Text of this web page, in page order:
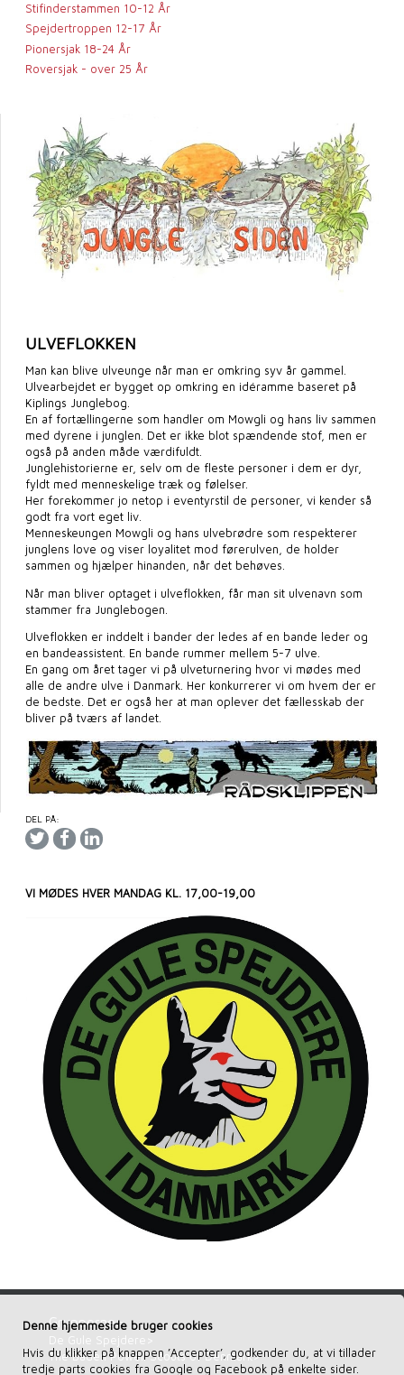
Stifinderstammen 10-12 År
Spejdertroppen 12-17 År
Pionersjak 18-24 År
Roversjak - over 25 År
ULVEFLOKKEN
Man kan blive ulveunge når man er omkring syv år gammel.
Ulvearbejdet er bygget op omkring en idéramme baseret på
Kiplings Junglebog.
En af fortællingerne som handler om Mowgli og hans liv sammen
med dyrene i junglen. Det er ikke blot spændende stof, men er
også på anden måde værdifuldt.
Junglehistorierne er, selv om de fleste personer i dem er dyr,
fyldt med menneskelige træk og følelser.
Her forekommer jo netop i eventyrstil de personer, vi kender så
godt fra vort eget liv.
Menneskeungen Mowgli og hans ulvebrødre som respekterer
junglens love og viser loyalitet mod førerulven, de holder
sammen og hjælper hinanden, når det behøves.
Når man bliver optaget i ulveflokken, får man sit ulvenavn som
stammer fra Junglebogen.
Ulveflokken er inddelt i bander der ledes af en bande leder og
en bandeassistent. En bande rummer mellem 5-7 ulve.
En gang om året tager vi på ulveturnering hvor vi mødes med
alle de andre ulve i Danmark. Her konkurrerer vi om hvem der er
de bedste. Det er også her at man oplever det fællesskab der
bliver på tværs af landet.
DEL PÅ:
VI MØDES HVER MANDAG KL. 17,00-19,00
Grupperne>
De Gule Spejdere>
The Baden Powell Scouts of Denmark>
Denne hjemmeside bruger cookies
Hvis du klikker på knappen ’Accepter’, godkender du, at vi tillader
tredje parts cookies fra Google og Facebook på enkelte sider.